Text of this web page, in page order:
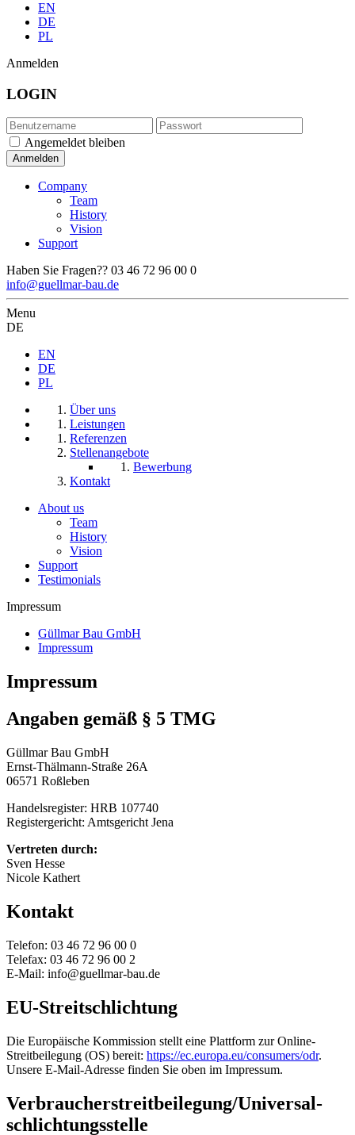
EN
DE
PL
Anmelden
LOGIN
Angemeldet bleiben
Company
Team
History
Vision
Support
Haben Sie Fragen?? 03 46 72 96 00 0
info@guellmar-bau.de
Menu
DE
EN
DE
PL
Über uns
Leistungen
Referenzen
Stellenangebote
Bewerbung
Kontakt
About us
Team
History
Vision
Support
Testimonials
Impressum
Güllmar Bau GmbH
Impressum
Impressum
Angaben gemäß § 5 TMG
Güllmar Bau GmbH
Ernst-Thälmann-Straße 26A
06571 Roßleben
Handelsregister: HRB 107740
Registergericht: Amtsgericht Jena
Vertreten durch:
Sven Hesse
Nicole Kathert
Kontakt
Telefon: 03 46 72 96 00 0
Telefax: 03 46 72 96 00 2
E-Mail: info@guellmar-bau.de
EU-Streitschlichtung
Die Europäische Kommission stellt eine Plattform zur Online-
Streitbeilegung (OS) bereit: https://ec.europa.eu/consumers/odr.
Unsere E-Mail-Adresse finden Sie oben im Impressum.
Verbraucher­streit­beilegung/Universal­
schlichtungs­stelle